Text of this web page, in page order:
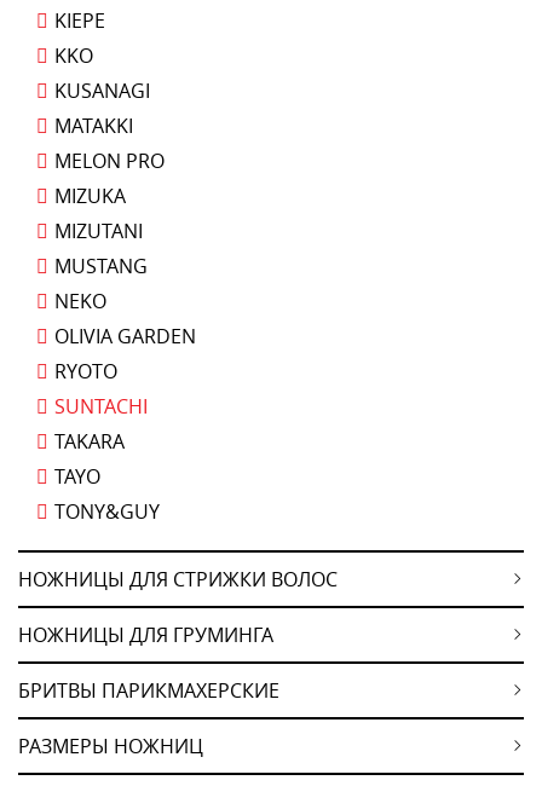
KIEPE
KKO
KUSANAGI
MATAKKI
MELON PRO
MIZUKA
MIZUTANI
MUSTANG
NEKO
OLIVIA GARDEN
RYOTO
SUNTACHI
TAKARA
TAYO
TONY&GUY
НОЖНИЦЫ ДЛЯ СТРИЖКИ ВОЛОС
НОЖНИЦЫ ДЛЯ ГРУМИНГА
БРИТВЫ ПАРИКМАХЕРСКИЕ
РАЗМЕРЫ НОЖНИЦ